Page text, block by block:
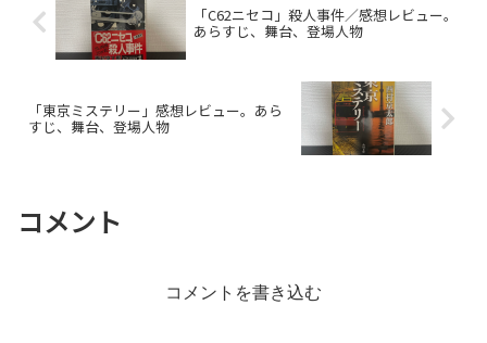
「C62ニセコ」殺人事件／感想レビュー。
あらすじ、舞台、登場人物
「東京ミステリー」感想レビュー。あら
すじ、舞台、登場人物
コメント
コメントを書き込む